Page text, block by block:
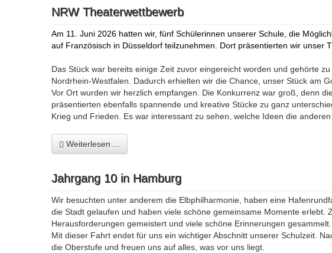
NRW Theaterwettbewerb
Am 11. Juni 2026 hatten wir, fünf Schülerinnen unserer Schule, die
auf Französisch in Düsseldorf teilzunehmen. Dort präsentierten wir unser
Das Stück war bereits einige Zeit zuvor eingereicht worden und gehörte
Nordrhein-Westfalen. Dadurch erhielten wir die Chance, unser Stück am
Vor Ort wurden wir herzlich empfangen. Die Konkurrenz war groß, denn
präsentierten ebenfalls spannende und kreative Stücke zu ganz
Krieg und Frieden. Es war interessant zu sehen, welche Ideen die
Weiterlesen ...
Jahrgang 10 in Hamburg
Wir besuchten unter anderem die Elbphilharmonie, haben eine
die Stadt gelaufen und haben viele schöne gemeinsame Momente erlebt.
Herausforderungen gemeistert und viele schöne Erinnerungen gesammelt.
Mit dieser Fahrt endet für uns ein wichtiger Abschnitt unserer Schulzeit.
die Oberstufe und freuen uns auf alles, was vor uns liegt.